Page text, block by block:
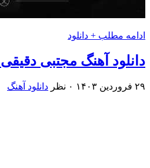
ادامه مطلب + دانلود
دانلود آهنگ مجتبی
۲۹ فروردین ۱۴۰۳ ۰ نظر دانلود آهنگ